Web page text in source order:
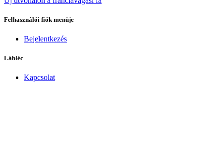
Felhasználói fiók menüje
Bejelentkezés
Lábléc
Kapcsolat